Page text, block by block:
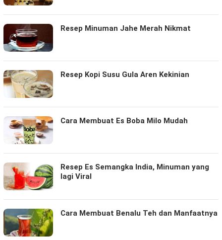
Resep Minuman Jahe Merah Nikmat
Resep Kopi Susu Gula Aren Kekinian
Cara Membuat Es Boba Milo Mudah
Resep Es Semangka India, Minuman yang
lagi Viral
Cara Membuat Benalu Teh dan Manfaatnya